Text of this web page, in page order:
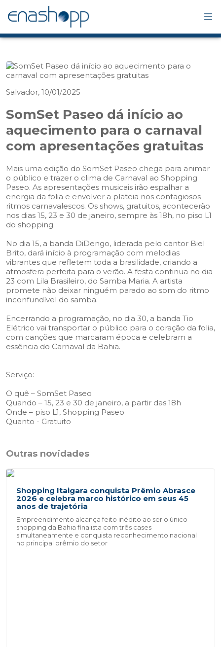
Salvador, 10/01/2025
SomSet Paseo dá início ao
aquecimento para o carnaval
com apresentações gratuitas
Mais uma edição do SomSet Paseo chega para animar
o público e trazer o clima de Carnaval ao Shopping
Paseo. As apresentações musicais irão espalhar a
energia da folia e envolver a plateia nos contagiosos
ritmos carnavalescos. Os shows, gratuitos, acontecerão
nos dias 15, 23 e 30 de janeiro, sempre às 18h, no piso L1
do shopping.
No dia 15, a banda DiDengo, liderada pelo cantor Biel
Brito, dará início à programação com melodias
vibrantes que refletem toda a brasilidade, criando a
atmosfera perfeita para o verão. A festa continua no dia
23 com Lila Brasileiro, do Samba Maria. A artista
promete não deixar ninguém parado ao som do ritmo
inconfundível do samba.
Encerrando a programação, no dia 30, a banda Tio
Elétrico vai transportar o público para o coração da folia,
com canções que marcaram época e celebram a
essência do Carnaval da Bahia.
Serviço:
O quê – SomSet Paseo
Quando – 15, 23 e 30 de janeiro, a partir das 18h
Onde – piso L1, Shopping Paseo
Quanto - Gratuito
Outras novidades
Shopping Itaigara conquista Prêmio Abrasce
2026 e celebra marco histórico em seus 45
anos de trajetória
Empreendimento alcança feito inédito ao ser o único
shopping da Bahia finalista com três cases
simultaneamente e conquista reconhecimento nacional
no principal prêmio do setor